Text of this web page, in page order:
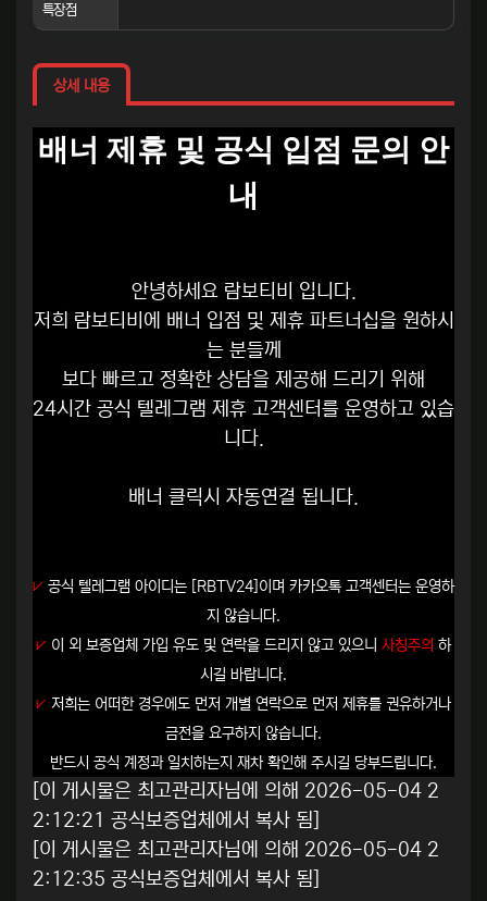
특장점
상세 내용
배너 제휴 및 공식 입점 문의 안
내
안녕하세요 람보티비 입니다.
저희 람보티비에 배너 입점 및 제휴 파트너십을 원하시
는 분들께
보다 빠르고 정확한 상담을 제공해 드리기 위해
24시간 공식 텔레그램 제휴 고객센터를 운영하고 있습
니다.
배너 클릭시 자동연결 됩니다.
⩗ 공식 텔레그램 아이디는 [RBTV24]이며 카카오톡 고객센터는 운영하
지 않습니다.
⩗ 이 외 보증업체 가입 유도 및 연락을 드리지 않고 있으니 사칭주의 하
시길 바랍니다.
⩗ 저희는 어떠한 경우에도 먼저 개별 연락으로 먼저 제휴를 권유하거나
금전을 요구하지 않습니다.
반드시 공식 계정과 일치하는지 재차 확인해 주시길 당부드립니다.
[이 게시물은 최고관리자님에 의해 2026-05-04 2
2:12:21 공식보증업체에서 복사 됨]
[이 게시물은 최고관리자님에 의해 2026-05-04 2
2:12:35 공식보증업체에서 복사 됨]